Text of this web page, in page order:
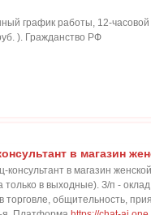
график работы, 12-
). Гражданство РФ
в магазин
консультант в магазин
в выходные). З/п -
торговле, общительность,